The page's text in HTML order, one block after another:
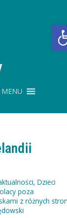
MENU
,Dzieci
poza
z różnych